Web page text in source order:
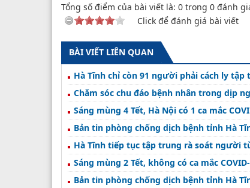
Tổng số điểm của bài viết là: 0 trong 0 đánh
Click để đánh giá bài viết
BÀI VIẾT LIÊN QUAN
Hà Tĩnh chỉ còn 91 người phải cách ly tập
Chăm sóc chu đáo bệnh nhân trong dịp
Sáng mùng 4 Tết, Hà Nội có 1 ca mắc
Bản tin phòng chống dịch bệnh tỉnh Hà
Hà Tĩnh tiếp tục tập trung rà soát người
Bản tin phòng chống dịch bệnh tỉnh Hà